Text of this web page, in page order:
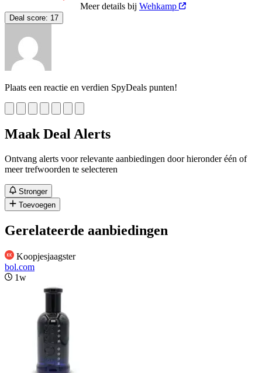
Meer details bij Wehkamp
Deal score: 17
Plaats een reactie en verdien SpyDeals punten!
Maak Deal Alerts
Ontvang alerts voor relevante aanbiedingen door hieronder één of
meer trefwoorden te selecteren
Stronger
Toevoegen
Gerelateerde aanbiedingen
Koopjesjaagster
bol.com
1w